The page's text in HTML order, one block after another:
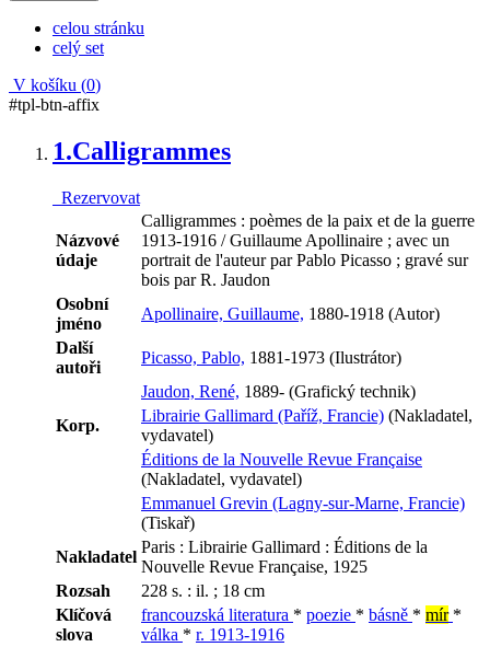
celou stránku
celý set
V košíku (0)
#tpl-btn-affix
1.Calligrammes
Rezervovat
Názvové
údaje
Calligrammes : poèmes de la paix et de la guerre
1913-1916 / Guillaume Apollinaire ; avec un
portrait de l'auteur par Pablo Picasso ; gravé sur
bois par R. Jaudon
Osobní
jméno
Apollinaire, Guillaume, 1880-1918 (Autor)
Další
autoři
Picasso, Pablo, 1881-1973 (Ilustrátor)
Jaudon, René, 1889- (Grafický technik)
Korp.
Librairie Gallimard (Paříž, Francie) (Nakladatel,
vydavatel)
Éditions de la Nouvelle Revue Française
(Nakladatel, vydavatel)
Emmanuel Grevin (Lagny-sur-Marne, Francie)
(Tiskař)
Nakladatel
Paris : Librairie Gallimard : Éditions de la
Nouvelle Revue Française, 1925
Rozsah
228 s. : il. ; 18 cm
Klíčová
slova
francouzská literatura * poezie * básně * mír *
válka * r. 1913-1916